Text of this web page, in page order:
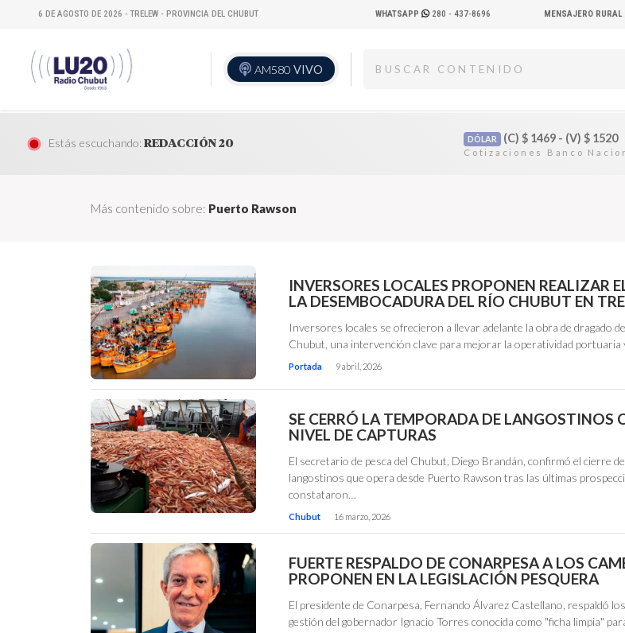
6 DE AGOSTO DE 2026 - TRELEW - PROVINCIA DEL CHUBUT WHATSAPP 280 - 437-8696 MENSAJERO RURAL
AM580 VIVO
Estás escuchando:REDACCIÓN 20 DÓLAR (C) $1469 - (V) $1520
Más contenido sobre: Puerto Rawson
INVERSORES LOCALES PROPONEN REALIZAR
LA DESEMBOCADURA DEL RÍO CHUBUT EN
Inversores locales se ofrecieron a llevar adelante la obra de dragado
Chubut, una intervención clave para mejorar la operatividad portuaria
Portada 9 abril, 2026
SE CERRÓ LA TEMPORADA DE LANGOSTINOS
NIVEL DE CAPTURAS
El secretario de pesca del Chubut, Diego Brandán, confirmó el cierre
langostinos que opera desde Puerto Rawson tras las últimas
constataron…
Chubut 16 marzo, 2026
FUERTE RESPALDO DE CONARPESA A LOS
PROPONEN EN LA LEGISLACIÓN PESQUERA
El presidente de Conarpesa, Fernando Álvarez Castellano, respaldó
gestión del gobernador Ignacio Torres conocida como "ficha limpia"